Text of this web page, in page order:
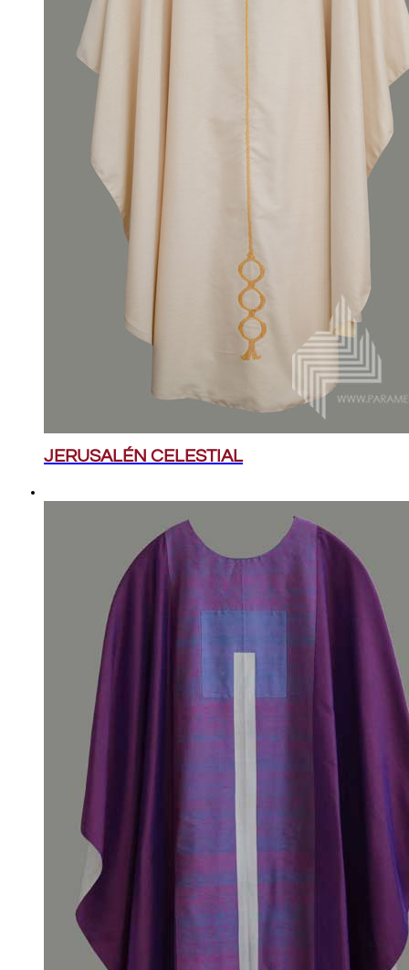
JERUSALÉN CELESTIAL